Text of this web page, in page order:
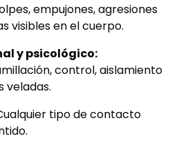
empujones, agresiones
visibles en el cuerpo.
y psicológico:
control, aislamiento
veladas.
tipo de contacto